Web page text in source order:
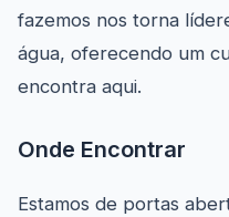
fazemos nos torna
água, oferecendo um
encontra aqui.
Onde Encontrar
Estamos de portas